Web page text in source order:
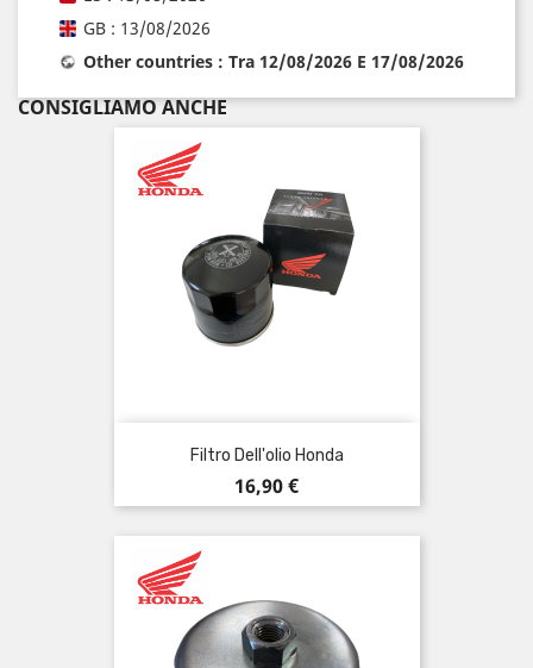
GB : 13/08/2026
Other countries : Tra 12/08/2026 E 17/08/2026
CONSIGLIAMO ANCHE
Filtro Dell'olio Honda
Prezzo
16,90 €